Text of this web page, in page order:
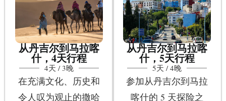
从丹吉尔到马拉喀
什，4天行程
4天 / 3晚
在充满文化、历史和
令人叹为观止的撒哈
从丹吉尔到马拉喀
什，5天行程
5天 / 4晚
参加从丹吉尔到马拉
喀什的 5 天探险之